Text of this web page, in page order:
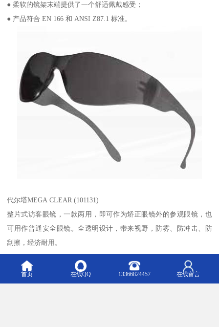
● 柔软的镜架末端提供了一个舒适佩戴感受；
● 产品符合 EN 166 和 ANSI Z87.1 标准。
代尔塔MEGA CLEAR (101131)
整片式访客眼镜，一款两用，即可作为矫正眼镜外的参观眼镜，也
可用作普通安全眼镜。全透明设计，带来视野，防雾、防冲击、防
刮擦，经济耐用。
首页 在线QQ 13366824457 在线留言